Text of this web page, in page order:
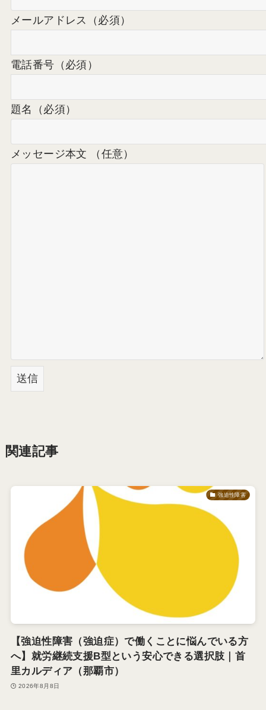
メールアドレス （必須）
電話番号 （必須）
題名 （必須）
メッセージ本文 （任意）
関連記事
強迫性障害
【強迫性障害（強迫症）で働くことに悩んでいる方
へ】就労継続支援B型という安心できる選択肢｜首
里カルディア（那覇市）
2026年8月8日